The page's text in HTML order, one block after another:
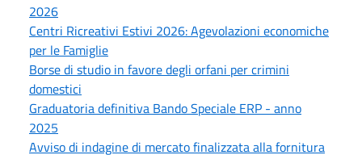
2026
Centri Ricreativi Estivi 2026: Agevolazioni economiche
per le Famiglie
Borse di studio in favore degli orfani per crimini
domestici
Graduatoria definitiva Bando Speciale ERP - anno
2025
Avviso di indagine di mercato finalizzata alla fornitura